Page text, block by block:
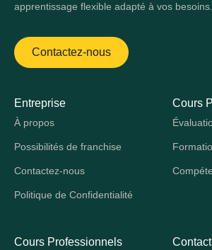
apprentissage flexible adapté à vos besoins.
Contactez-nous
Entreprise
À propos
Possibilités de franchise
Contactez-nous
Politique de Confidentialité
Cours
Cours Professionnels Contact